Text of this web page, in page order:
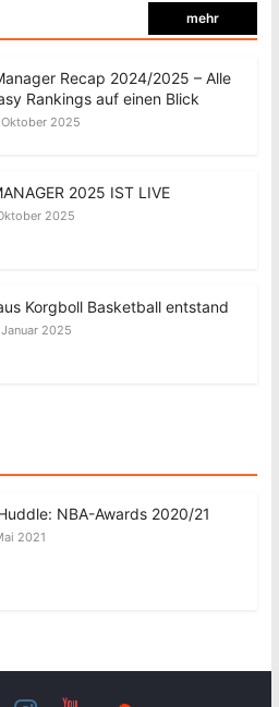
mehr
Recap 2024/2025 – Alle
Rankings auf einen Blick
Oktober 2025
2025 IST LIVE
2025
Korgboll Basketball entstand
2025
NBA-Awards 2020/21
2021